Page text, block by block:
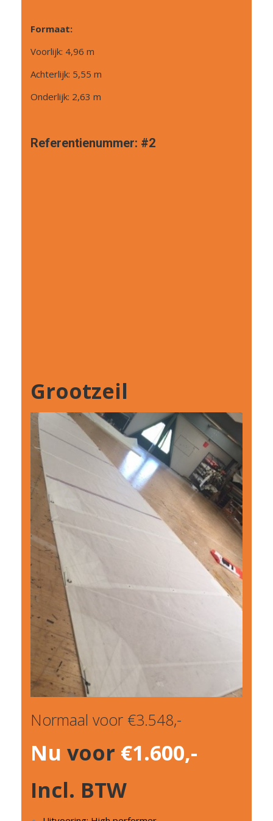
Formaat:
Voorlijk: 4,96 m
Achterlijk: 5,55 m
Onderlijk: 2,63 m
Referentienummer: #2
Grootzeil
Normaal voor €3.548,-
Nu voor €1.600,-
Incl. BTW